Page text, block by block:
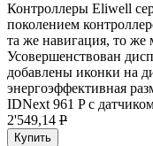
Контроллеры Eliwell
поколением
та же навигация, то
Усовершенствован
добавлены иконки на
энергоэффективная
IDNext 961 P с
2'549,14 P
Купить